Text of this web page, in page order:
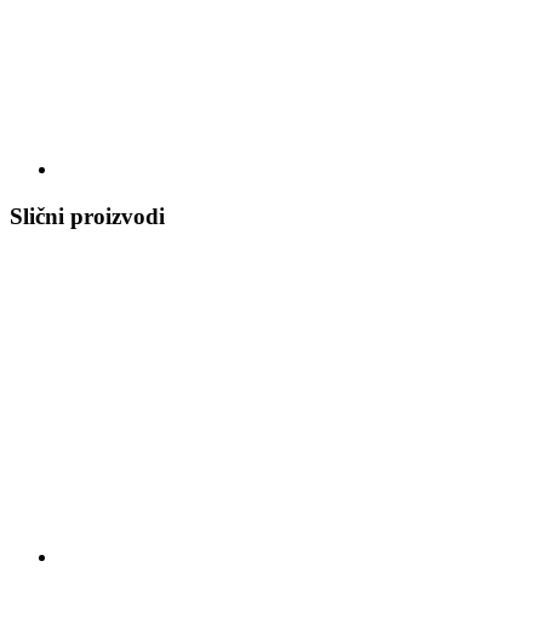
Slični proizvodi